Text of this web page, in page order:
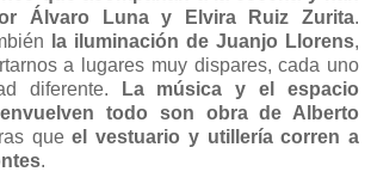
Álvaro Luna y Elvira Ruiz Zurita.
la iluminación de Juanjo Llorens,
a lugares muy dispares, cada uno
diferente.
La música y el espacio
todo son obra de Alberto
queel vestuario y utillería corren a
.